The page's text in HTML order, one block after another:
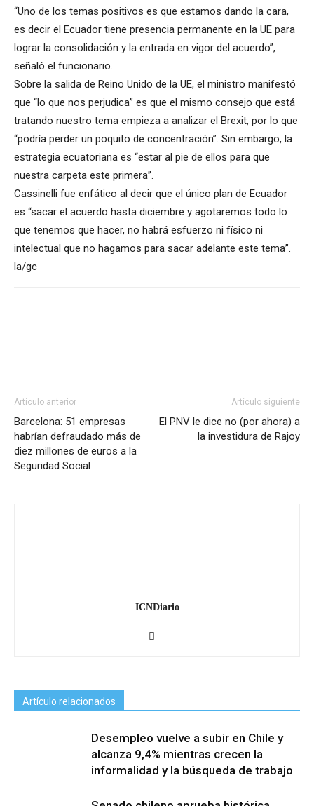
“Uno de los temas positivos es que estamos dando la cara,
es decir el Ecuador tiene presencia permanente en la UE para
lograr la consolidación y la entrada en vigor del acuerdo”,
señaló el funcionario.
Sobre la salida de Reino Unido de la UE, el ministro manifestó
que “lo que nos perjudica” es que el mismo consejo que está
tratando nuestro tema empieza a analizar el Brexit, por lo que
“podría perder un poquito de concentración”. Sin embargo, la
estrategia ecuatoriana es “estar al pie de ellos para que
nuestra carpeta este primera”.
Cassinelli fue enfático al decir que el único plan de Ecuador
es “sacar el acuerdo hasta diciembre y agotaremos todo lo
que tenemos que hacer, no habrá esfuerzo ni físico ni
intelectual que no hagamos para sacar adelante este tema”.
la/gc
Artículo anterior
Barcelona: 51 empresas
habrían defraudado más de
diez millones de euros a la
Seguridad Social
Artículo siguiente
El PNV le dice no (por ahora) a
la investidura de Rajoy
ICNDiario
Artículo relacionados
Desempleo vuelve a subir en Chile y
alcanza 9,4% mientras crecen la
informalidad y la búsqueda de trabajo